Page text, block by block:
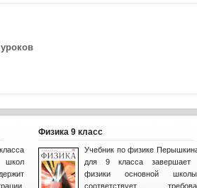
Физика 9 класс
Учебник по физике
для 9 класса завершает
физики основной
соответствует